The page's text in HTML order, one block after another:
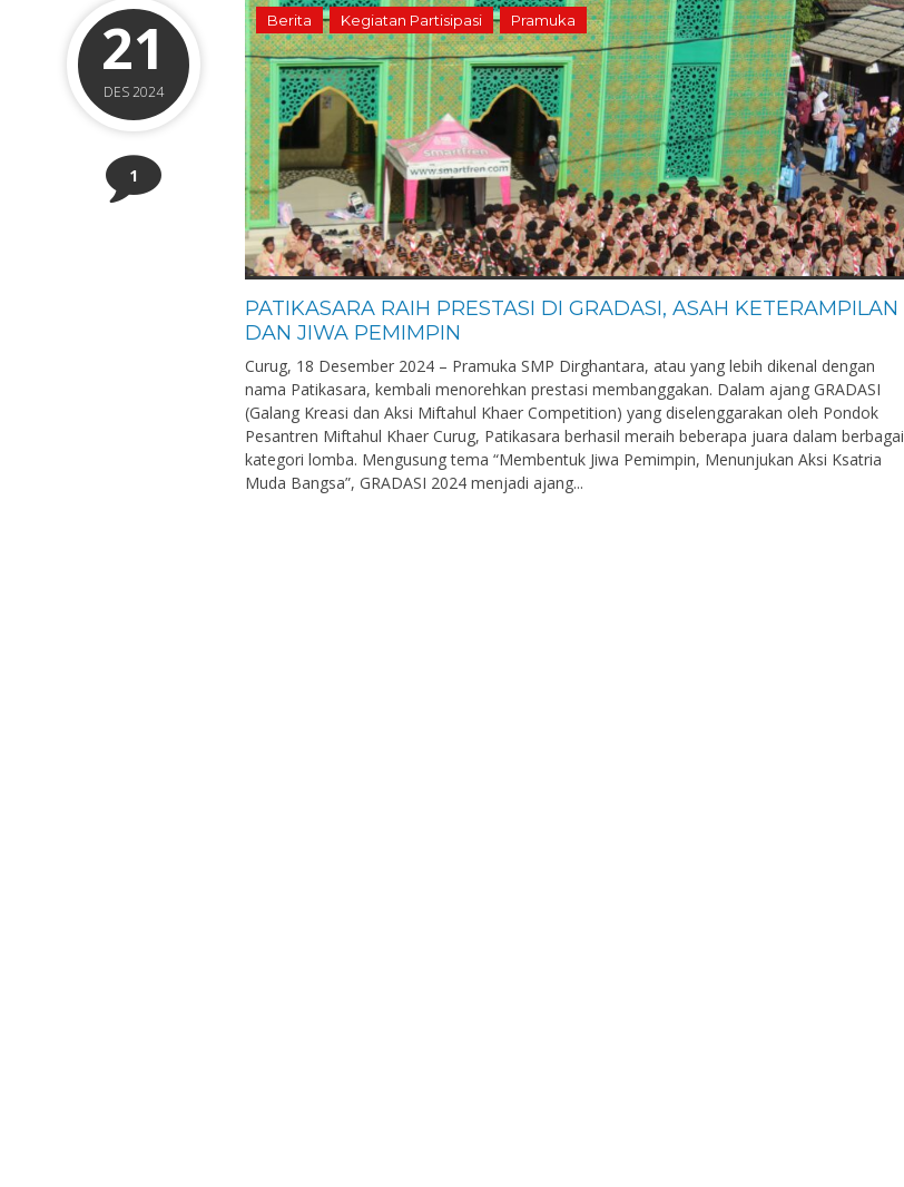
21
DES 2024
1
Berita Kegiatan Partisipasi Pramuka
PATIKASARA RAIH PRESTASI DI GRADASI, ASAH KETERAMPILAN
DAN JIWA PEMIMPIN
Curug, 18 Desember 2024 – Pramuka SMP Dirghantara, atau yang lebih dikenal dengan
nama Patikasara, kembali menorehkan prestasi membanggakan. Dalam ajang GRADASI
(Galang Kreasi dan Aksi Miftahul Khaer Competition) yang diselenggarakan oleh Pondok
Pesantren Miftahul Khaer Curug, Patikasara berhasil meraih beberapa juara dalam berbagai
kategori lomba. Mengusung tema “Membentuk Jiwa Pemimpin, Menunjukan Aksi Ksatria
Muda Bangsa”, GRADASI 2024 menjadi ajang...